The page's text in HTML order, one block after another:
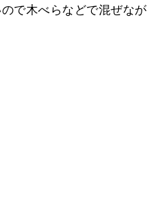
で木べらなどで混ぜなが